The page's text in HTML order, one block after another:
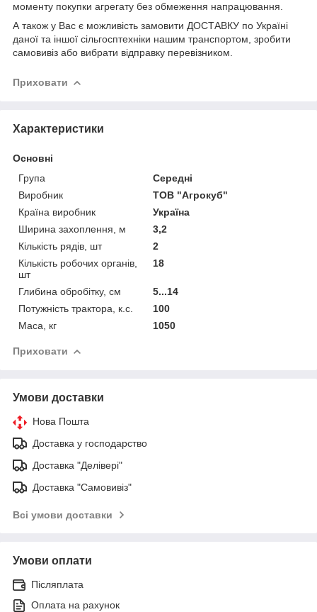
моменту покупки агрегату без обмеження напрацювання.
А також у Вас є можливість замовити ДОСТАВКУ по Україні
даної та іншої сільгосптехніки нашим транспортом, зробити
самовивіз або вибрати відправку перевізником.
Приховати
Характеристики
Основні
Група
Середні
Виробник
ТОВ "Агрокуб"
Країна виробник
Україна
Ширина захоплення, м
3,2
Кількість рядів, шт
2
Кількість робочих органів,
шт
18
Глибина обробітку, см
5...14
Потужність трактора, к.с.
100
Маса, кг
1050
Приховати
Умови доставки
Нова Пошта
Доставка у господарство
Доставка "Делівері"
Доставка "Самовивіз"
Всі умови доставки
Умови оплати
Післяплата
Оплата на рахунок